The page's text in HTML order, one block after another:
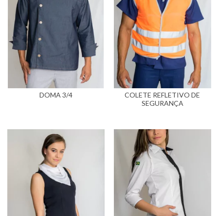
DOMA 3/4
COLETE REFLETIVO DE
SEGURANÇA